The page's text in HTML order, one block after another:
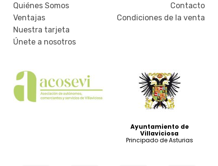
Quiénes Somos
Ventajas
Nuestra tarjeta
Únete a nosotros
Contacto
Condiciones de la venta
Ayuntamiento de
Villaviciosa
Principado de Asturias